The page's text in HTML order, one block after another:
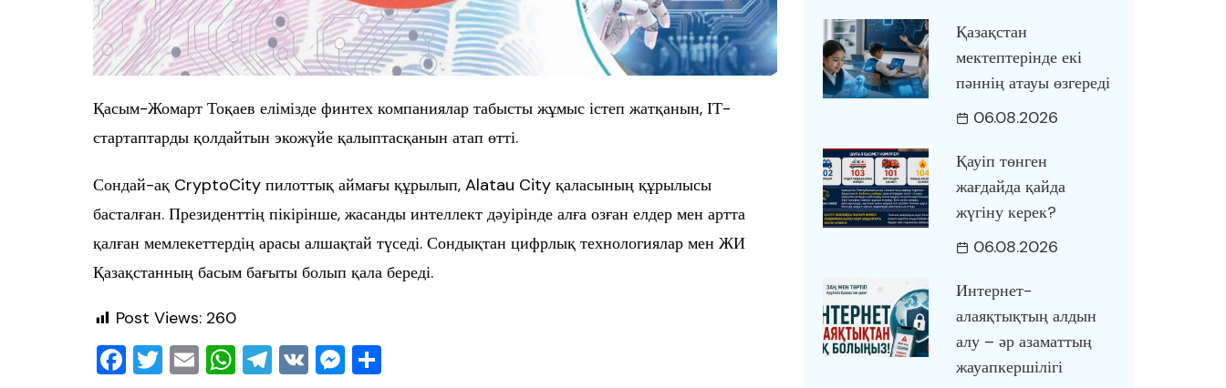
Қасым-Жомарт Тоқаев елімізде финтех компаниялар табысты жұмыс істеп жатқанын, ІТ-
стартаптарды қолдайтын экожүйе қалыптасқанын атап өтті.
Сондай-ақ CryptoCity пилоттық аймағы құрылып, Alatau City қаласының құрылысы
басталған. Президенттің пікірінше, жасанды интеллект дәуірінде алға озған елдер мен артта
қалған мемлекеттердің арасы алшақтай түседі. Сондықтан цифрлық технологиялар мен ЖИ
Қазақстанның басым бағыты болып қала береді.
Post Views: 260
F T E W T V M
Қазақстан
мектептерінде екі
пәннің атауы өзгереді
06.08.2026
Қауіп төнген
жағдайда қайда
жүгіну керек?
06.08.2026
Интернет-
алаяқтықтың алдын
алу – әр азаматтың
жауапкершілігі